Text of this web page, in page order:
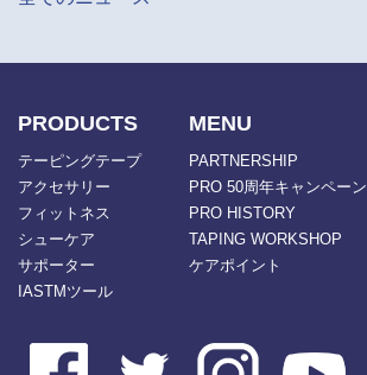
PRODUCTS
テーピングテープ
アクセサリー
フィットネス
シューケア
サポーター
IASTMツール
MENU
PARTNERSHIP
PRO 50周年キャンペーン
PRO HISTORY
TAPING WORKSHOP
ケアポイント